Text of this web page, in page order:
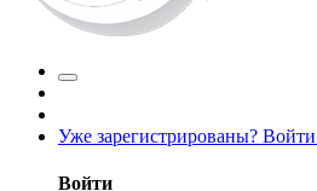
Уже зарегистрированы? Войти
Войти